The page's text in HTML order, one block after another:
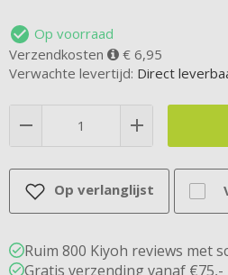
Op voorraad
Verzendkosten
€ 6,95
Verwachte levertijd: Direct
Op verlanglijst
Ruim 800 Kiyoh reviews met
Gratis verzending vanaf €75,-